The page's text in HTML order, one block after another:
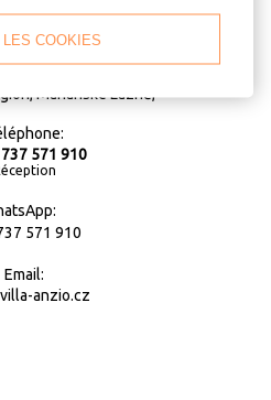
COOKIES
Mariánské Lázně,
571 910
571 910
Email:
anzio.cz